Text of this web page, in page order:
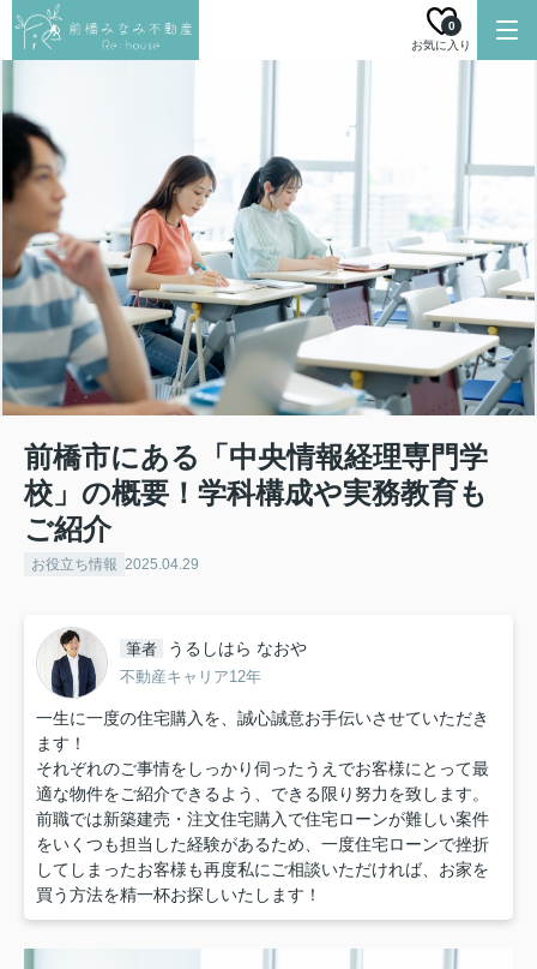
お気に入り
0
前橋市にある「中央情報経理専門学
校」の概要！学科構成や実務教育も
ご紹介
お役立ち情報 2025.04.29
筆者 うるしはら なおや
不動産キャリア12年
一生に一度の住宅購入を、誠心誠意お手伝いさせていただき
ます！
それぞれのご事情をしっかり伺ったうえでお客様にとって最
適な物件をご紹介できるよう、できる限り努力を致します。
前職では新築建売・注文住宅購入で住宅ローンが難しい案件
をいくつも担当した経験があるため、一度住宅ローンで挫折
してしまったお客様も再度私にご相談いただければ、お家を
買う方法を精一杯お探しいたします！